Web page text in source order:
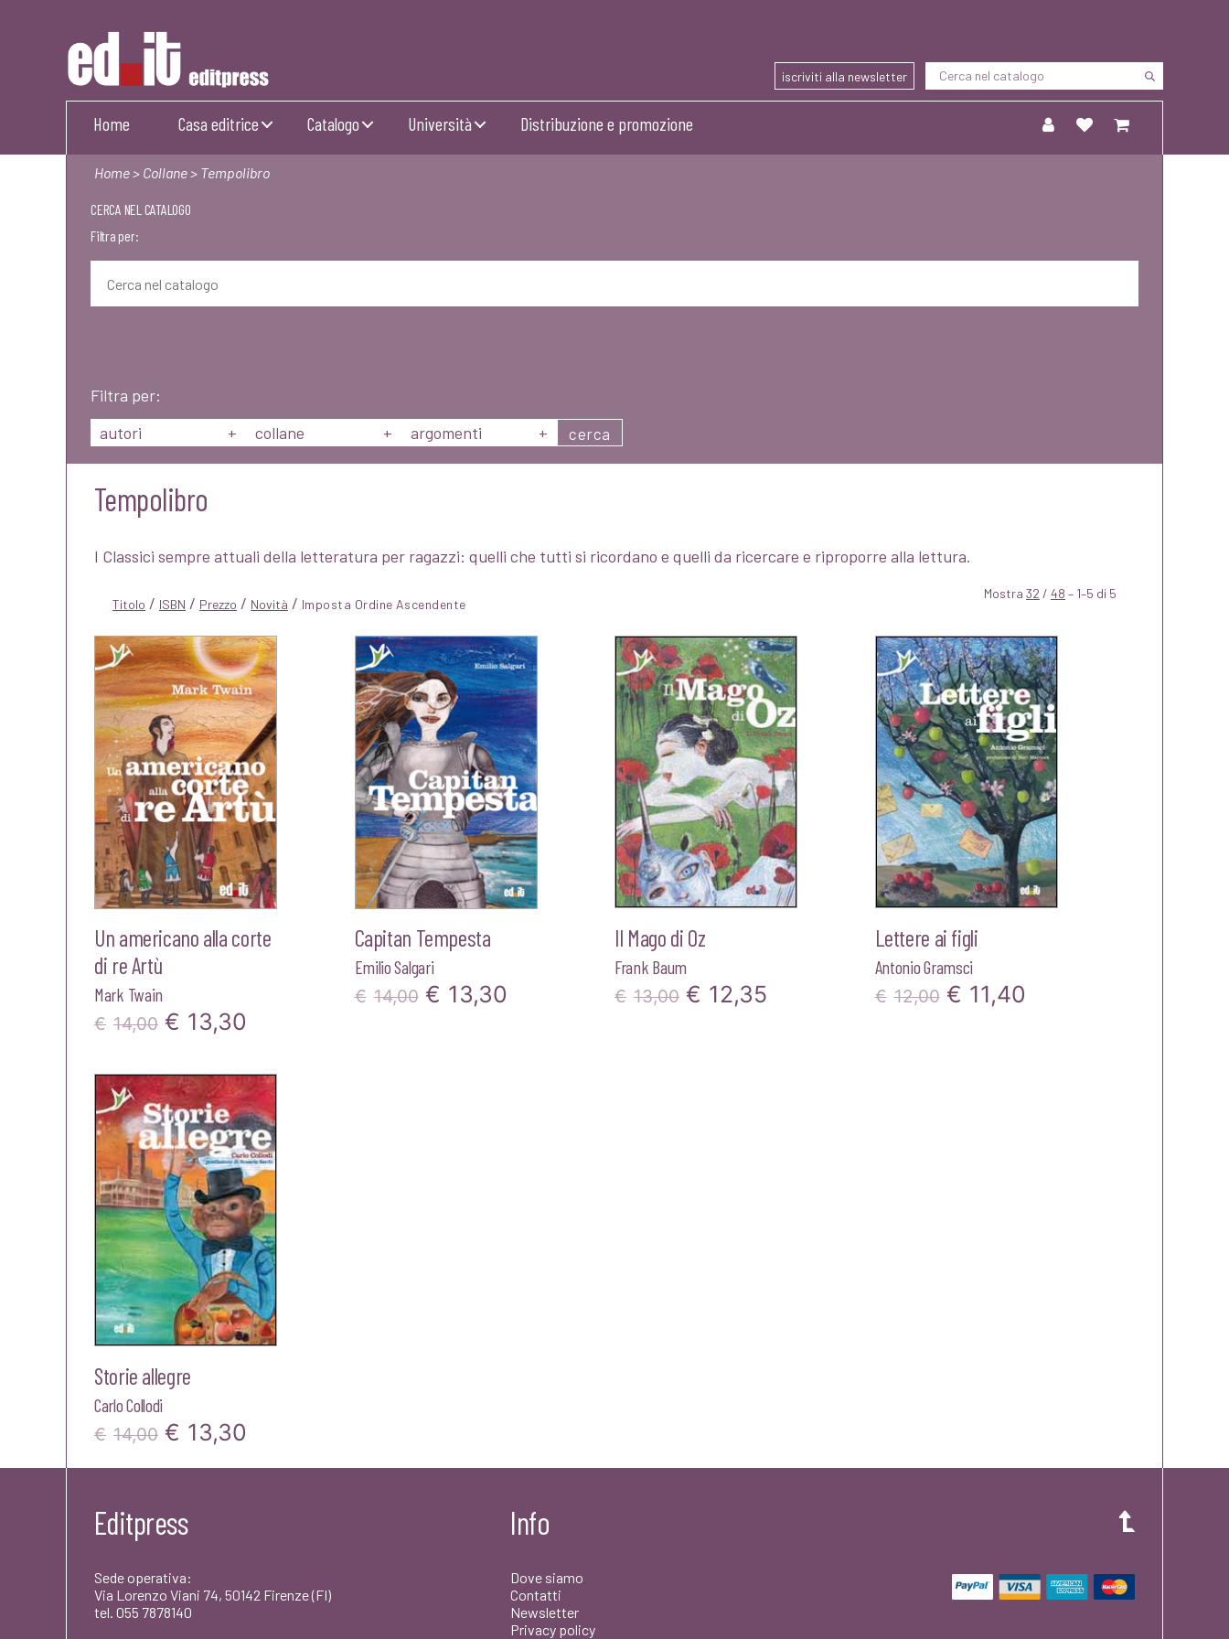
Editpress
iscriviti alla newsletter
Home Casa editrice Catalogo Università Distribuzione e promozione
Home> Collane> Tempolibro
CERCA NEL CATALOGO
Filtra per:
Filtra per:
autori
+ collane + argomenti + cerca
Tempolibro
I Classici sempre attuali della letteratura per ragazzi: quelli che tutti si ricordano e quelli da ricercare e riproporre alla lettura.
Titolo / ISBN / Prezzo / Novità / Mostra 32 / 48 – 1–5 di 5
Un americano alla corte
di re Artù
Mark Twain
€ 14,00 Il
originale
era:
€14,00.
€ 13,30
attuale
è:
€13,30.
Capitan Tempesta
Emilio Salgari
€ 14,00 Il
€ 13,30
Il Mago di Oz
Frank Baum
€ 13,00 Il
€ 12,35
Lettere ai figli
Antonio Gramsci
€ 12,00 Il
€ 11,40
Storie allegre
Carlo Collodi
€ 14,00 Il
prezzo
era:
€14,00.
€ 13,30
prezzo
Editpress
Sede operativa:
Via Lorenzo Viani 74, 50142 Firenze (FI)
tel. 055 7878140
Info
Dove siamo
Contatti
Newsletter
Privacy policy